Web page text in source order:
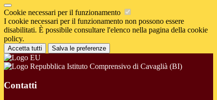
Cookie necessari per il funzionamento
I cookie necessari per il funzionamento non possono essere
disabilitati. È possibile consultare l'elenco nella pagina della cookie
policy.
Accetta tutti Salva le preferenze
Istituto Comprensivo di Cavaglià (BI)
Contatti